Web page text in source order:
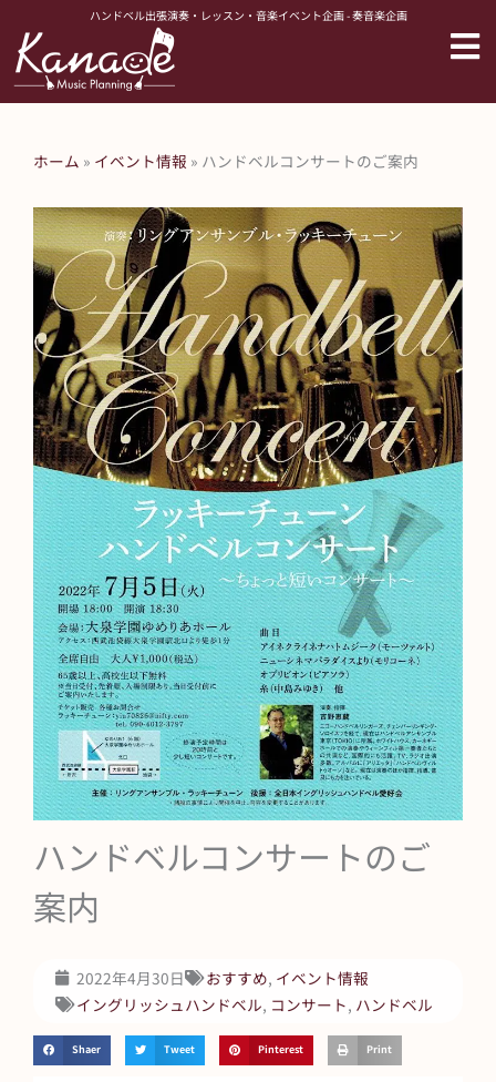
ス
ハンドベル出張演奏・レッスン・音楽イベント企画 - 奏音楽企画
ホーム » イベント情報 » ハンドベルコンサートのご案内
ハンドベルコンサートのご
案内
2022年4月30日 おすすめ, イベント情報
イングリッシュハンドベル, コンサート, ハンドベル
Shaer Tweet Pinterest Print